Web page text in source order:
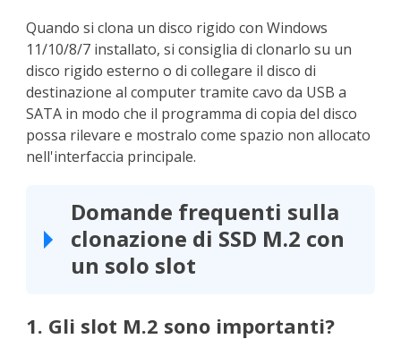
Quando si clona un disco rigido con Windows
11/10/8/7 installato, si consiglia di clonarlo su un
disco rigido esterno o di collegare il disco di
destinazione al computer tramite cavo da USB a
SATA in modo che il programma di copia del disco
possa rilevare e mostralo come spazio non allocato
nell'interfaccia principale.
Domande frequenti sulla
clonazione di SSD M.2 con
un solo slot
1. Gli slot M.2 sono importanti?